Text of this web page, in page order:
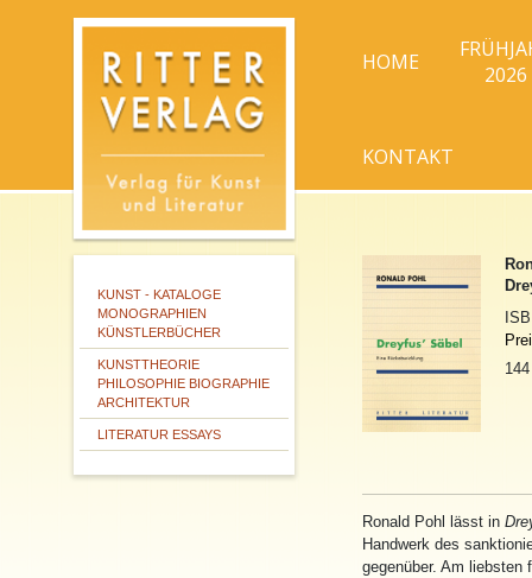
HOME
2026
KONTAKT
KUNST - KATALOGE
MONOGRAPHIEN
KÜNSTLERBÜCHER
KUNSTTHEORIE
PHILOSOPHIE BIOGRAPHIE
ARCHITEKTUR
LITERATUR ESSAYS
Ronald Pohl lässt in
Handwerk des
gegenüber. Am liebsten